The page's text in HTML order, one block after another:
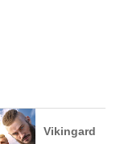
Vikingard